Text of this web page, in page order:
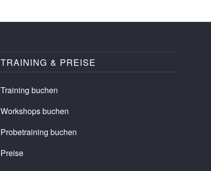
TRAINING & PREISE
Training buchen
Workshops buchen
Probetraining buchen
Preise